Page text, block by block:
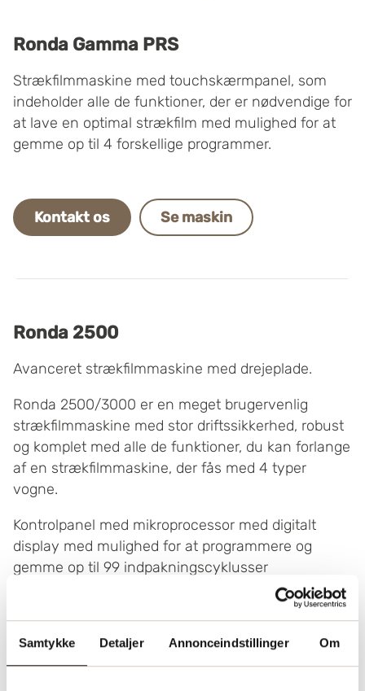
Samtykke Detaljer Annonceindstillinger Om
Ronda Gamma PRS
Strækfilmmaskine med touchskærmpanel, som
indeholder alle de funktioner, der er nødvendige for
at lave en optimal strækfilm med mulighed for at
gemme op til 4 forskellige programmer.
Kontakt os Se maskin
Ronda 2500
Avanceret strækfilmmaskine med drejeplade.
Ronda 2500/3000 er en meget brugervenlig
strækfilmmaskine med stor driftssikkerhed, robust
og komplet med alle de funktioner, du kan forlange
af en strækfilmmaskine, der fås med 4 typer
vogne.
Kontrolpanel med mikroprocessor med digitalt
display med mulighed for at programmere og
gemme op til 99 indpakningscyklusser
(programmerbar og kan tilpasses efter brugerens